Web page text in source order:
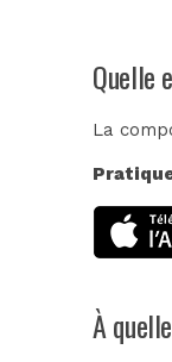
Quelle
La
À